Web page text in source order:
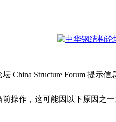
China Structure Forum 提示信
前操作，这可能因以下原因之